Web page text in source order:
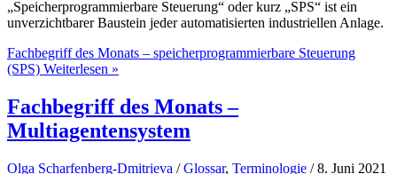
„Speicherprogrammierbare Steuerung“ oder kurz „SPS“ ist ein
unverzichtbarer Baustein jeder automatisierten industriellen Anlage.
Fachbegriff des Monats – speicherprogrammierbare Steuerung
(SPS) Weiterlesen »
Fachbegriff des Monats –
Multiagentensystem
Olga Scharfenberg-Dmitrieva /Glossar, Terminologie /8. Juni 2021